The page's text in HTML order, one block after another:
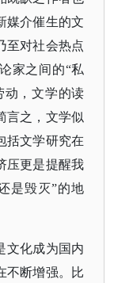
媒介催生的文
至对社会热点
家之间的“私
动，文学的读
言之，文学似
括文学研究在
压更是提醒我
是毁灭”的地
文化成为国内
不断增强。比